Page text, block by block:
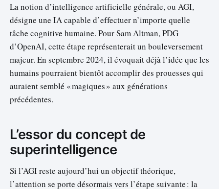
La notion d’intelligence artificielle générale, ou AGI,
désigne une IA capable d’effectuer n’importe quelle
tâche cognitive humaine. Pour Sam Altman, PDG
d’OpenAI, cette étape représenterait un bouleversement
majeur. En septembre 2024, il évoquait déjà l’idée que les
humains pourraient bientôt accomplir des prouesses qui
auraient semblé « magiques » aux générations
précédentes.
L’essor du concept de
superintelligence
Si l’AGI reste aujourd’hui un objectif théorique,
l’attention se porte désormais vers l’étape suivante : la